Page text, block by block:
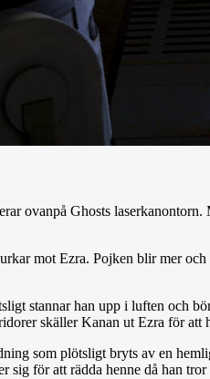
ovanpå Ghosts
mot Ezra. Pojken blir mer
stannar han upp i luften och
skäller Kanan ut Ezra för
som plötsligt bryts av en
för att rädda henne då han